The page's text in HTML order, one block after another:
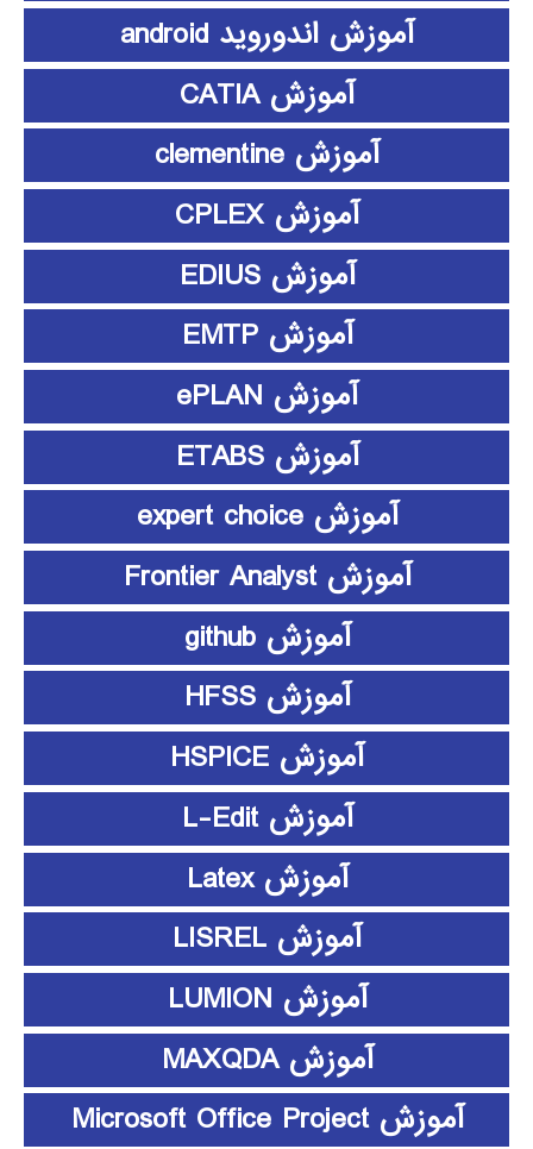
آموزش اندوروید android
آموزش CATIA
آموزش clementine
آموزش CPLEX
آموزش EDIUS
آموزش EMTP
آموزش ePLAN
آموزش ETABS
آموزش expert choice
آموزش Frontier Analyst
آموزش github
آموزش HFSS
آموزش HSPICE
آموزش L-Edit
آموزش Latex
آموزش LISREL
آموزش LUMION
آموزش MAXQDA
آموزش Microsoft Office Project